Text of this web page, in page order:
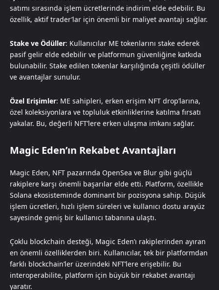
satımı sırasında işlem ücretlerinde indirim elde edebilir. Bu
özellik, aktif trader’lar için önemli bir maliyet avantajı sağlar.
Stake ve Ödüller: Kullanıcılar ME tokenlarını stake ederek
pasif gelir elde edebilir ve platformun güvenliğine katkıda
bulunabilir. Stake edilen tokenlar karşılığında çeşitli ödüller
ve avantajlar sunulur.
Özel Erişimler: ME sahipleri, erken erişim NFT drop’larına,
özel koleksiyonlara ve topluluk etkinliklerine katılma fırsatı
yakalar. Bu, değerli NFT’lere erken ulaşma imkanı sağlar.
Magic Eden’ın Rekabet Avantajları
Magic Eden, NFT pazarında OpenSea ve Blur gibi güçlü
rakiplere karşı önemli başarılar elde etti. Platform, özellikle
Solana ekosisteminde dominant bir pozisyona sahip. Düşük
işlem ücretleri, hızlı işlem süreleri ve kullanıcı dostu arayüz
sayesinde geniş bir kullanıcı tabanına ulaştı.
Çoklu blockchain desteği, Magic Eden’ı rakiplerinden ayıran
en önemli özelliklerden biri. Kullanıcılar, tek bir platformdan
farklı blockchain’ler üzerindeki NFT’lere erişebilir. Bu
interoperabilite, platform için büyük bir rekabet avantajı
yaratır.